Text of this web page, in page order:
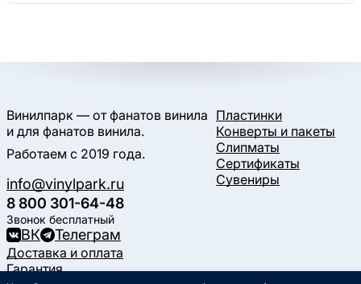
Винилпарк — от фанатов винила
и для фанатов винила.
Работаем с 2019 года.
info@vinylpark.ru
8 800 301-64-48
Звонок бесплатный
ВК Телеграм
Пластинки
Конверты и пакеты
Слипматы
Сертификаты
Сувениры
Доставка и оплата
Гарантия